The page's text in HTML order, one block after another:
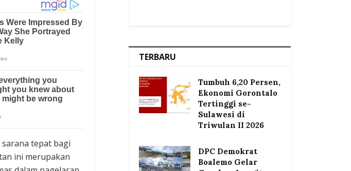
tepat bagi
ini merupakan
TERBARU
Tumbuh 6,20 Persen,
Ekonomi Gorontalo
Tertinggi se-
Sulawesi di
Triwulan II 2026
DPC Demokrat
Boalemo Gelar